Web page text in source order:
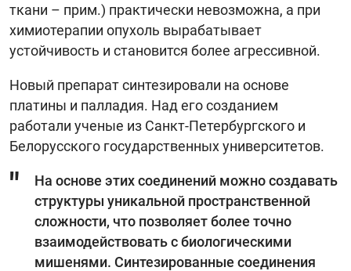
ткани – прим.) практически невозможна, а при
химиотерапии опухоль вырабатывает
устойчивость и становится более агрессивной.
Новый препарат синтезировали на основе
платины и палладия. Над его созданием
работали ученые из Санкт-Петербургского и
Белорусского государственных университетов.
На основе этих соединений можно создавать
структуры уникальной пространственной
сложности, что позволяет более точно
взаимодействовать с биологическими
мишенями. Синтезированные соединения